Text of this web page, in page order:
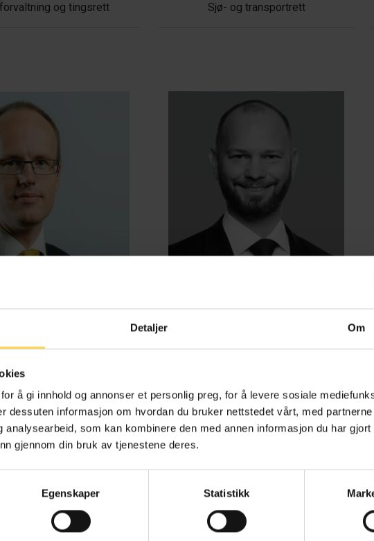
Detaljer Om
å gi innhold og annonser et personlig preg, for å levere sosiale
dessuten informasjon om hvordan du bruker nettstedet vårt, med
analysearbeid, som kan kombinere den med annen informasjon du har gjort
gjennom din bruk av tjenestene deres.
Egenskaper Statistikk
og tingsrett Sjø- og transportrett
Anderssen
, kontrakts- og boligrett
Henrik Bjørnebye
Energi, petroleum og offshore